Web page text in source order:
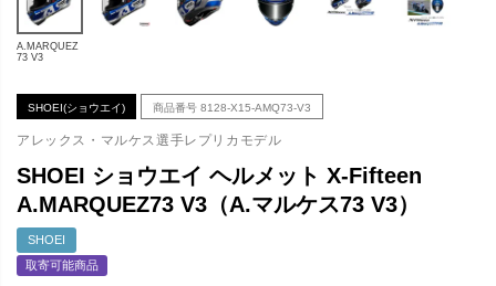
A.MARQUEZ
73 V3
SHOEI(ショウエイ) 商品番号 8128-X15-AMQ73-V3
アレックス・マルケス選手レプリカモデル
SHOEI ショウエイ ヘルメット X-Fifteen
A.MARQUEZ73 V3（A.マルケス73 V3）
SHOEI
取寄可能商品